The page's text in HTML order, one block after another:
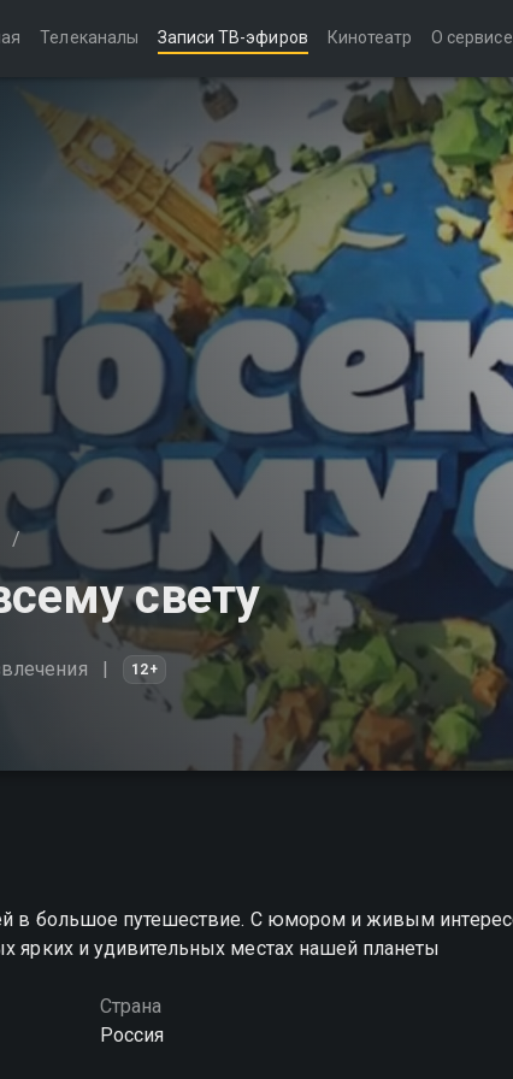
Телеканалы Записи ТВ-эфиров Кинотеатр О сервисе
/
свету
12+
в большое путешествие. С юмором и живым
ярких и удивительных местах нашей планеты
Страна
Россия